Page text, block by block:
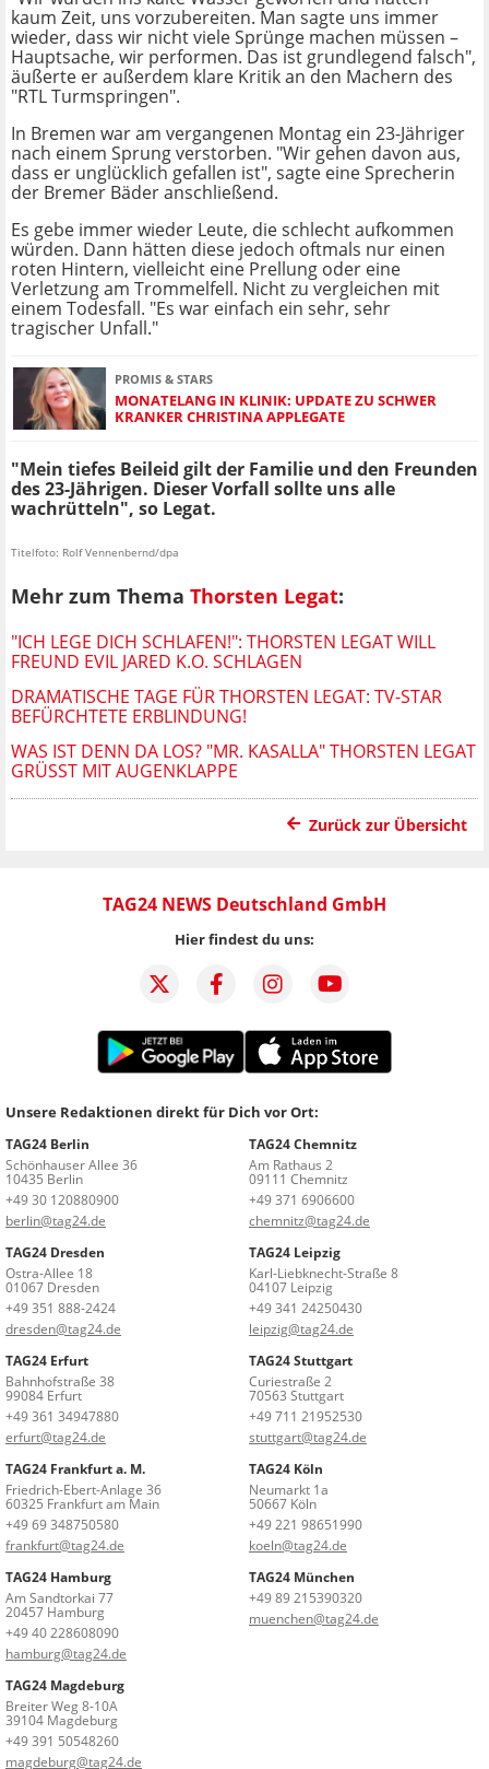
kaum Zeit, uns vorzubereiten. Man sagte uns immer
wieder, dass wir nicht viele Sprünge machen müssen –
Hauptsache, wir performen. Das ist grundlegend falsch",
äußerte er außerdem klare Kritik an den Machern des
"RTL Turmspringen".
In Bremen war am vergangenen Montag ein 23-Jähriger
nach einem Sprung verstorben. "Wir gehen davon aus,
dass er unglücklich gefallen ist", sagte eine Sprecherin
der Bremer Bäder anschließend.
Es gebe immer wieder Leute, die schlecht aufkommen
würden. Dann hätten diese jedoch oftmals nur einen
roten Hintern, vielleicht eine Prellung oder eine
Verletzung am Trommelfell. Nicht zu vergleichen mit
einem Todesfall. "Es war einfach ein sehr, sehr
tragischer Unfall."
PROMIS & STARS
MONATELANG IN KLINIK: UPDATE ZU SCHWER
KRANKER CHRISTINA APPLEGATE
"Mein tiefes Beileid gilt der Familie und den Freunden
des 23-Jährigen. Dieser Vorfall sollte uns alle
wachrütteln", so Legat.
Titelfoto: Rolf Vennenbernd/dpa
Mehr zum Thema Thorsten Legat:
"ICH LEGE DICH SCHLAFEN!": THORSTEN LEGAT WILL
FREUND EVIL JARED K.O. SCHLAGEN
DRAMATISCHE TAGE FÜR THORSTEN LEGAT: TV-STAR
BEFÜRCHTETE ERBLINDUNG!
WAS IST DENN DA LOS? "MR. KASALLA" THORSTEN LEGAT
GRÜSST MIT AUGENKLAPPE
Zurück zur Übersicht
TAG24 NEWS Deutschland GmbH
Hier findest du uns:
Unsere Redaktionen direkt für Dich vor Ort:
TAG24 Berlin
Schönhauser Allee 36
10435 Berlin
+49 30 120880900
berlin@tag24.de
TAG24 Chemnitz
Am Rathaus 2
09111 Chemnitz
+49 371 6906600
chemnitz@tag24.de
TAG24 Dresden
Ostra-Allee 18
01067 Dresden
+49 351 888-2424
dresden@tag24.de
TAG24 Leipzig
Karl-Liebknecht-Straße 8
04107 Leipzig
+49 341 24250430
leipzig@tag24.de
TAG24 Erfurt
Bahnhofstraße 38
99084 Erfurt
+49 361 34947880
erfurt@tag24.de
TAG24 Stuttgart
Curiestraße 2
70563 Stuttgart
+49 711 21952530
stuttgart@tag24.de
TAG24 Frankfurt a. M.
Friedrich-Ebert-Anlage 36
60325 Frankfurt am Main
+49 69 348750580
frankfurt@tag24.de
TAG24 Köln
Neumarkt 1a
50667 Köln
+49 221 98651990
koeln@tag24.de
TAG24 Hamburg
Am Sandtorkai 77
20457 Hamburg
+49 40 228608090
hamburg@tag24.de
TAG24 München
+49 89 215390320
muenchen@tag24.de
TAG24 Magdeburg
Breiter Weg 8-10A
39104 Magdeburg
+49 391 50548260
magdeburg@tag24.de